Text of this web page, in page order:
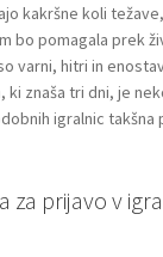
kakršne koli
bo pomagala prek
varni, hitri in
ki znaša tri dni, je
igralnic takšna
za prijavo v